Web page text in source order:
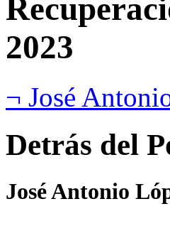
2023
¬ José
Detrás del
José Antonio